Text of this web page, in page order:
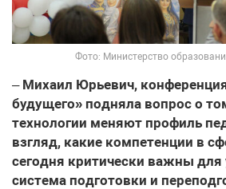
Фото: Министерство
–Михаил Юрьевич,
будущего» подняла вопрос о
технологии меняют профиль
взгляд, какие компетенции в
сегодня критически важны для
система подготовки и